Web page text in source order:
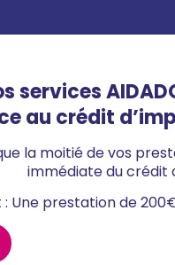
services
au crédit
la moitié de vos
immédiate du crédit
Une prestation de